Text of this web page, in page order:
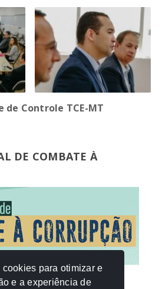
de Controle TCE-MT
DE COMBATE À
para otimizar e
e a experiência de